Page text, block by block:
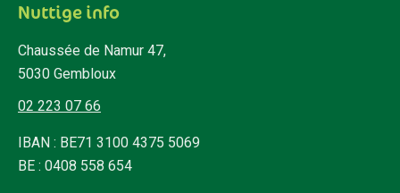
Nuttige info
Chaussée de Namur 47,
5030 Gembloux
02 223 07 66
IBAN : BE71 3100 4375 5069
BE : 0408 558 654